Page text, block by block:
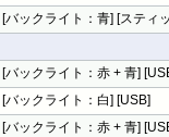
バックライト：青] [スティ
バックライト：赤 + 青]
バックライト：白] [USB]
バックライト：赤 + 青]